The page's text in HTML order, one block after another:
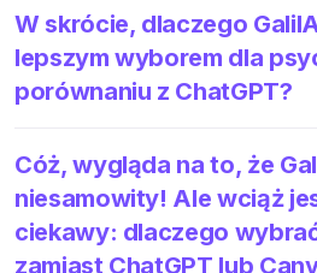
W skrócie, dlaczego
lepszym wyborem dla
porównaniu z ChatGPT?
Cóż, wygląda na to, że
niesamowity! Ale wciąż
ciekawy: dlaczego
zamiast ChatGPT lub